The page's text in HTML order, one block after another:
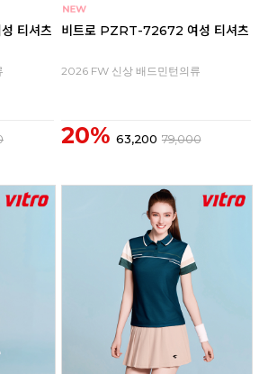
티셔츠 비트로 PZRT-72672 여성 티셔츠
2026 FW 신상 배드민턴의류
20% 63,200 79,000